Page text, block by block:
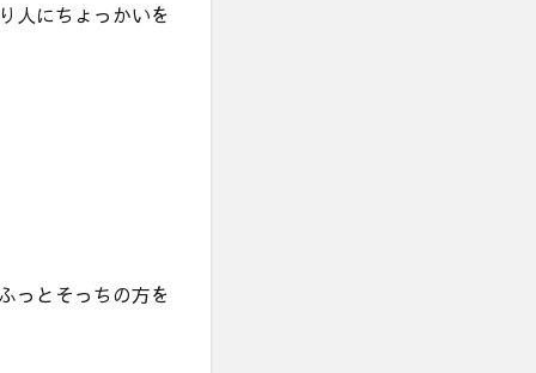
人にちょっかいを
っとそっちの方を